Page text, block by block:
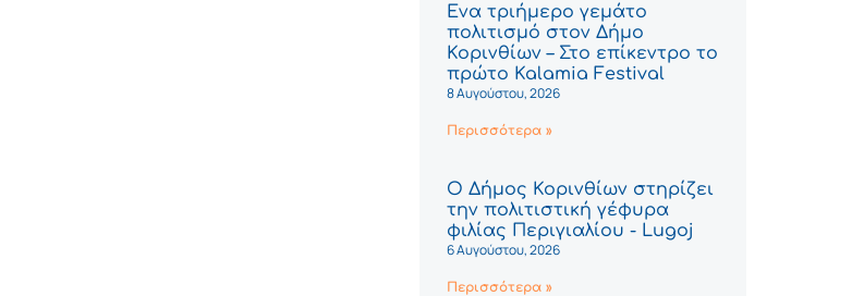
Ένα τριήμερο γεμάτο
πολιτισμό στον Δήμο
Κορινθίων – Στο επίκεντρο το
πρώτο Kalamia Festival
8 Αυγούστου, 2026
Περισσότερα »
Ο Δήμος Κορινθίων στηρίζει
την πολιτιστική γέφυρα
φιλίας Περιγιαλίου - Lugoj
6 Αυγούστου, 2026
Περισσότερα »